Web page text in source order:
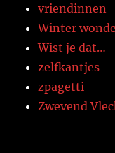
vriendinnen
Winter
Wist je dat…
zelfkantjes
zpagetti
Zwevend